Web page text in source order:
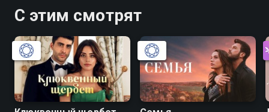
С этим смотрят